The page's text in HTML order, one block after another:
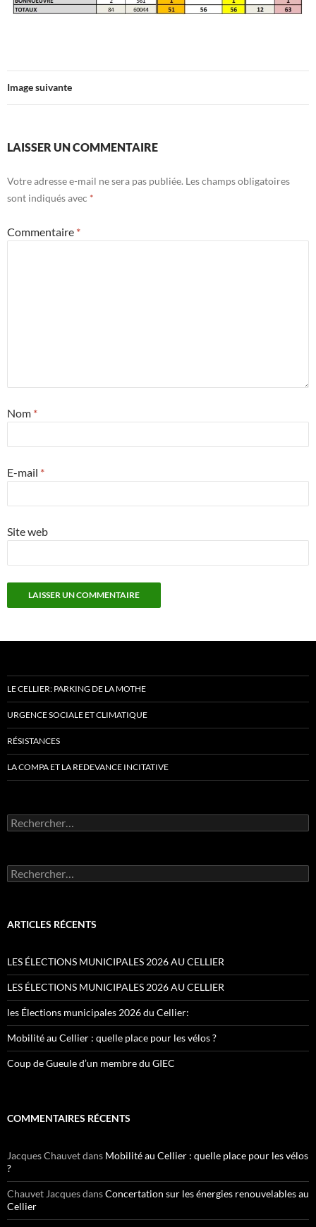
Image suivante
LAISSER UN COMMENTAIRE
Votre adresse e-mail ne sera pas publiée. Les champs obligatoires
sont indiqués avec *
Commentaire *
Nom *
E-mail *
Site web
LE CELLIER: PARKING DE LA MOTHE
URGENCE SOCIALE ET CLIMATIQUE
RÉSISTANCES
LA COMPA ET LA REDEVANCE INCITATIVE
Rechercher :
Rechercher :
ARTICLES RÉCENTS
LES ÉLECTIONS MUNICIPALES 2026 AU CELLIER
LES ÉLECTIONS MUNICIPALES 2026 AU CELLIER
les Élections municipales 2026 du Cellier:
Mobilité au Cellier : quelle place pour les vélos ?
Coup de Gueule d’un membre du GIEC
COMMENTAIRES RÉCENTS
Jacques Chauvetdans Mobilité au Cellier : quelle place pour les vélos
?
Chauvet JacquesdansConcertation sur les énergies renouvelables au
Cellier